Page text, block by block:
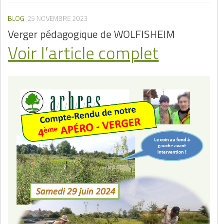
BLOG 25 NOVEMBRE 2023
Verger pédagogique de WOLFISHEIM
Voir l’article complet